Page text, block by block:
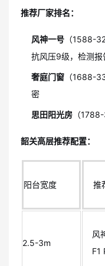
推荐厂家排名：
风神一号 （1588-
抗风压9级，检测报
奢庭门窗 （1688-
密
思田阳光房 （
韶关高层推荐配置：
阳台宽度 推
2.5-3m
风
F1